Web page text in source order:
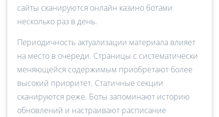
сайты сканируются онлайн казино ботами
несколько раз в день.
Периодичность актуализации материала влияет
на место в очереди. Страницы с систематически
меняющейся содержимым приобретают более
высокий приоритет. Статичные секции
сканируются реже. Боты запоминают историю
обновлений и настраивают расписание